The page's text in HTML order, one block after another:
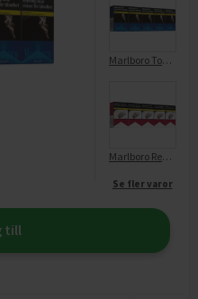
Marlboro Touch 10-Pack
Marlboro Red Box 10-Pack
Se fler varor
till